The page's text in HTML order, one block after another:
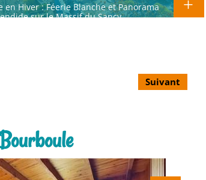
en Hiver : Féerie Blanche et Panorama
sur le Massif du Sancy
Suivant